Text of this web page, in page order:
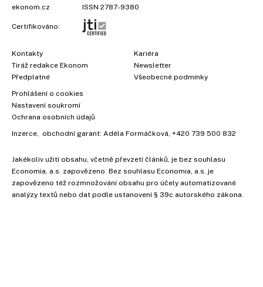
ekonom.cz
ISSN 2787-9380
Certifikováno:
Kontakty
Tiráž redakce Ekonom
Předplatné
Kariéra
Newsletter
Všeobecné podmínky
Prohlášení o cookies
Nastavení soukromí
Ochrana osobních údajů
Inzerce , obchodní garant: Adéla Formáčková +420 739 500 832
Jakékoliv užití obsahu, včetně převzetí článků, je bez souhlasu
Economia, a.s. zapovězeno. Bez souhlasu Economia, a.s. je
zapovězeno též rozmnožování obsahu pro účely automatizované
analýzy textů nebo dat podle ustanovení § 39c autorského zákona.